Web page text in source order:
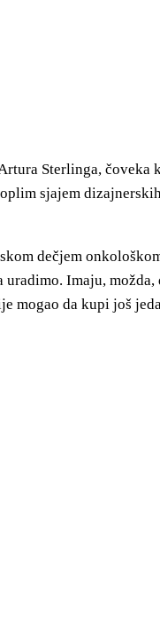
Sterlinga,
sjajem
dečjem
Imaju,
mogao da kupi još